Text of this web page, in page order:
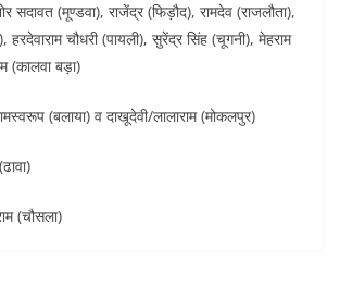
सदावत (मूण्डवा), राजेंद्र (फिड़ौद), रामदेव (राजलौता),
हरदेवाराम चौधरी (पायली), सुरेंद्र सिंह (चूगनी), मेहराम
(कालवा बड़ा)
(बलाया) व दाखूदेवी/लालाराम (मोकलपुर)
(चौसला)